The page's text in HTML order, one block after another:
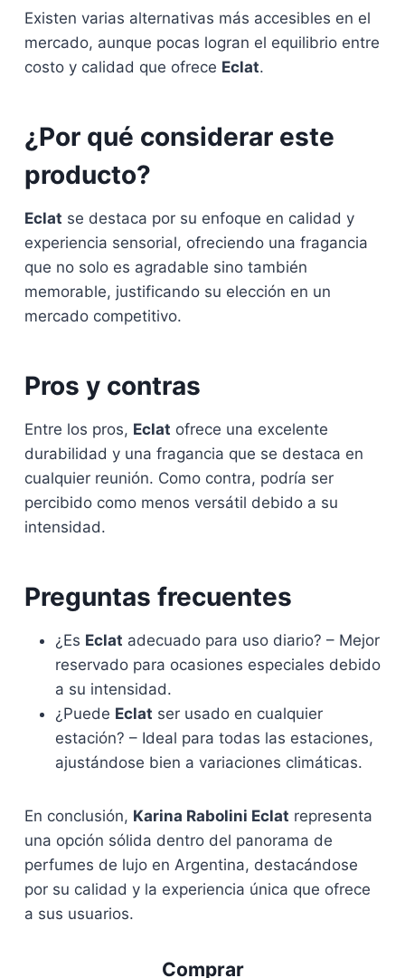
Existen varias alternativas más accesibles en el
mercado, aunque pocas logran el equilibrio entre
costo y calidad que ofrece Eclat.
¿Por qué considerar este
producto?
Eclat se destaca por su enfoque en calidad y
experiencia sensorial, ofreciendo una fragancia
que no solo es agradable sino también
memorable, justificando su elección en un
mercado competitivo.
Pros y contras
Entre los pros, Eclat ofrece una excelente
durabilidad y una fragancia que se destaca en
cualquier reunión. Como contra, podría ser
percibido como menos versátil debido a su
intensidad.
Preguntas frecuentes
¿Es Eclat adecuado para uso diario? – Mejor
reservado para ocasiones especiales debido
a su intensidad.
¿Puede Eclat ser usado en cualquier
estación? – Ideal para todas las estaciones,
ajustándose bien a variaciones climáticas.
En conclusión, Karina Rabolini Eclat representa
una opción sólida dentro del panorama de
perfumes de lujo en Argentina, destacándose
por su calidad y la experiencia única que ofrece
a sus usuarios.
Comprar